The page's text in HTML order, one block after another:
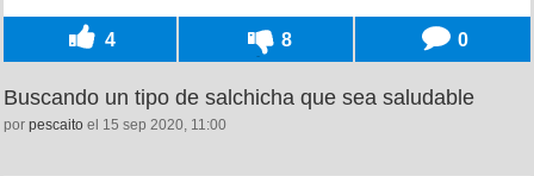
4 8 0
Buscando un tipo de salchicha que sea saludable
por pescaito el 15 sep 2020, 11:00